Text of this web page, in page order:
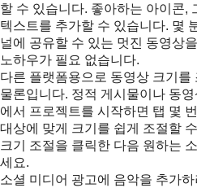
할 수 있습니다. 좋아하는 아이콘,
텍스트를 추가할 수 있습니다. 몇
널에 공유할 수 있는 멋진 동영상
노하우가 필요 없습니다.
다른 플랫폼용으로 동영상 크기를
물론입니다. 정적 게시물이나 동
에서 프로젝트를 시작하면 탭 몇
대상에 맞게 크기를 쉽게 조절할
크기 조절을 클릭한 다음 원하는
세요.
소셜 미디어 광고에 음악을 추가